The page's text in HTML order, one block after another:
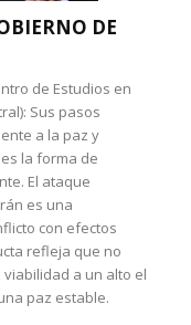
DE
de Estudios en
Sus pasos
a la paz y
la forma de
El ataque
es una
con efectos
refleja que no
a un alto el
paz estable.